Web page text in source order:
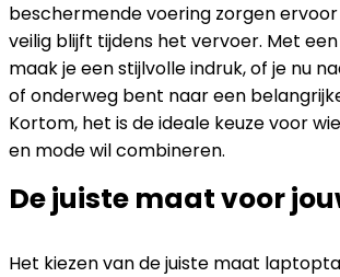
beschermende voering zorgen
veilig blijft tijdens het vervoer. Met
maak je een stijlvolle indruk, of je nu
of onderweg bent naar een
Kortom, het is de ideale keuze voor
en mode wil combineren.
De juiste maat voor
Het kiezen van de juiste maat